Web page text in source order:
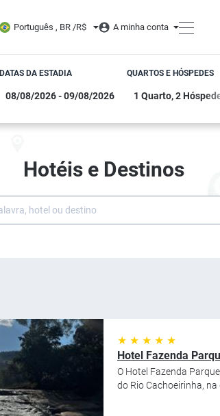
Português , BR /R$ A minha conta
DATAS DA ESTADIA QUARTOS E HÓSPEDES
Hotéis e Destinos
★ ★ ★ ★ ★
Hotel Fazenda
O Hotel Fazenda
do Rio Cachoeirinha, na